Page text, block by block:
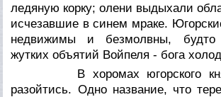
ледяную корку; олени выдыхали
исчезавшие в синем мраке.
недвижимы и безмолвны, будто
жутких объятий Войпеля - бога
В хоромах югорского
разойтись. Одно название, что